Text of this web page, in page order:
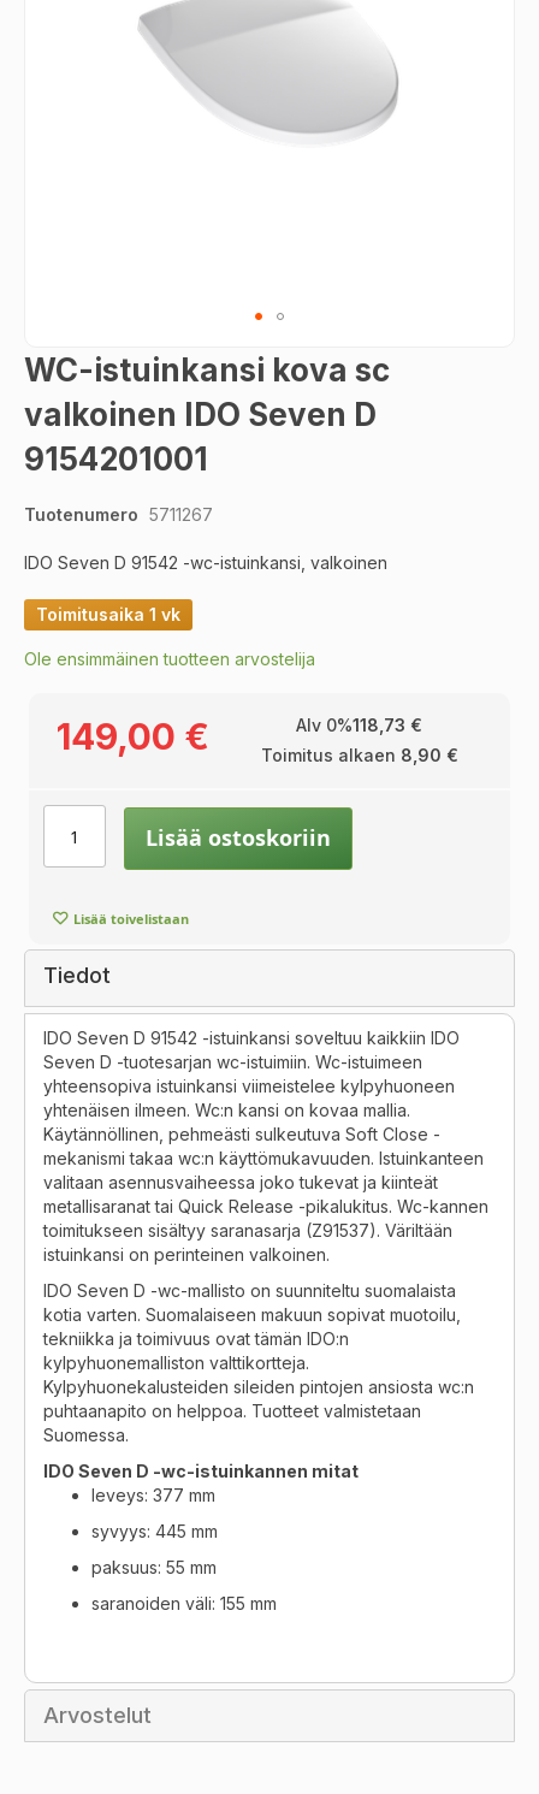
Skip
to
the
beginning
of
gallery
WC-istuinkansi kova sc
valkoinen IDO Seven D
9154201001
Tuotenumero 5711267
IDO Seven D 91542 -wc-istuinkansi, valkoinen
Toimitusaika 1 vk
Ole ensimmäinen tuotteen arvostelija
149,00 € Alv 0%118,73 €
Toimitus alkaen 8,90 €
Lisää ostoskoriin
Lisää toivelistaan
Tiedot
IDO Seven D 91542 -istuinkansi soveltuu kaikkiin IDO
Seven D -tuotesarjan wc-istuimiin. Wc-istuimeen
yhteensopiva istuinkansi viimeistelee kylpyhuoneen
yhtenäisen ilmeen. Wc:n kansi on kovaa mallia.
Käytännöllinen, pehmeästi sulkeutuva Soft Close -
mekanismi takaa wc:n käyttömukavuuden. Istuinkanteen
valitaan asennusvaiheessa joko tukevat ja kiinteät
metallisaranat tai Quick Release -pikalukitus. Wc-kannen
toimitukseen sisältyy saranasarja (Z91537). Väriltään
istuinkansi on perinteinen valkoinen.
IDO Seven D -wc-mallisto on suunniteltu suomalaista
kotia varten. Suomalaiseen makuun sopivat muotoilu,
tekniikka ja toimivuus ovat tämän IDO:n
kylpyhuonemalliston valttikortteja.
Kylpyhuonekalusteiden sileiden pintojen ansiosta wc:n
puhtaanapito on helppoa. Tuotteet valmistetaan
Suomessa.
IDO Seven D -wc-istuinkannen mitat
leveys: 377 mm
syvyys: 445 mm
paksuus: 55 mm
saranoiden väli: 155 mm
Arvostelut